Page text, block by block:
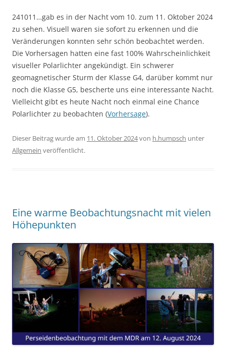
241011…gab es in der Nacht vom 10. zum 11. Oktober 2024
zu sehen. Visuell waren sie sofort zu erkennen und die
Veränderungen konnten sehr schön beobachtet werden.
Die Vorhersagen hatten eine fast 100% Wahrscheinlichkeit
visueller Polarlichter angekündigt. Ein schwerer
geomagnetischer Sturm der Klasse G4, darüber kommt nur
noch die Klasse G5, bescherte uns eine interessante Nacht.
Vielleicht gibt es heute Nacht noch einmal eine Chance
Polarlichter zu beobachten (Vorhersage).
Dieser Beitrag wurde am 11. Oktober 2024von h.humpsch unter
Allgemein veröffentlicht.
Eine warme Beobachtungsnacht mit vielen
Höhepunkten